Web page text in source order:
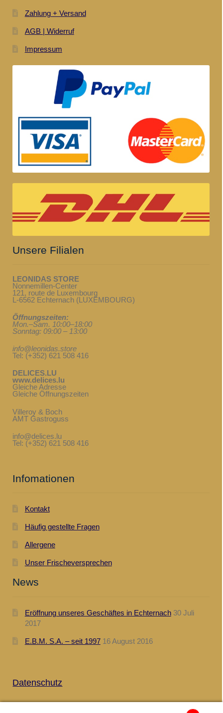
Zahlung + Versand
AGB | Widerruf
Impressum
Unsere Filialen
LEONIDAS STORE
Nonnemillen-Center
121, route de Luxembourg
L-6562 Echternach (LUXEMBOURG)
Öffnungszeiten:
Mon.–Sam. 10:00–18:00
Sonntag: 09:00 – 13:00
info@leonidas.store
Tel: (+352) 621 508 416
DELICES.LU
www.delices.lu
Gleiche Adresse
Gleiche Öffnungszeiten
Villeroy & Boch
AMT Gastroguss
info@delices.lu
Tel: (+352) 621 508 416
Infomationen
Kontakt
Häufig gestellte Fragen
Allergene
Unser Frischeversprechen
News
Eröffnung unseres Geschäftes in Echternach 30 Juli
2017
E.B.M. S.A. – seit 1997 16 August 2016
.
Datenschutz